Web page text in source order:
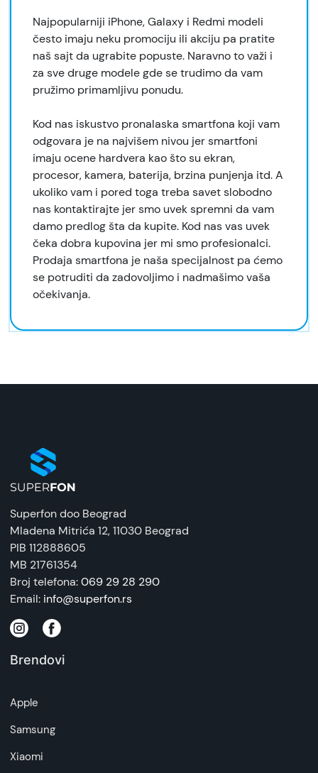
Najpopularniji iPhone, Galaxy i Redmi modeli
često imaju neku promociju ili akciju pa pratite
naš sajt da ugrabite popuste. Naravno to važi i
za sve druge modele gde se trudimo da vam
pružimo primamljivu ponudu.
Kod nas iskustvo pronalaska smartfona koji vam
odgovara je na najvišem nivou jer smartfoni
imaju ocene hardvera kao što su ekran,
procesor, kamera, baterija, brzina punjenja itd. A
ukoliko vam i pored toga treba savet slobodno
nas kontaktirajte jer smo uvek spremni da vam
damo predlog šta da kupite. Kod nas vas uvek
čeka dobra kupovina jer mi smo profesionalci.
Prodaja smartfona je naša specijalnost pa ćemo
se potruditi da zadovoljimo i nadmašimo vaša
očekivanja.
Superfon doo Beograd
Mladena Mitrića 12, 11030 Beograd
PIB 112888605
MB 21761354
Broj telefona:069 29 28 290
Email: info@superfon.rs
Brendovi
Apple
Samsung
Xiaomi